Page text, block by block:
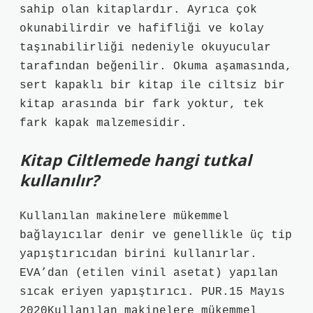
sahip olan kitaplardır. Ayrıca çok
okunabilirdir ve hafifliği ve kolay
taşınabilirliği nedeniyle okuyucular
tarafından beğenilir. Okuma aşamasında,
sert kapaklı bir kitap ile ciltsiz bir
kitap arasında bir fark yoktur, tek
fark kapak malzemesidir.
Kitap Ciltlemede hangi tutkal
kullanılır?
Kullanılan makinelere mükemmel
bağlayıcılar denir ve genellikle üç tip
yapıştırıcıdan birini kullanırlar.
EVA’dan (etilen vinil asetat) yapılan
sıcak eriyen yapıştırıcı. PUR.15 Mayıs